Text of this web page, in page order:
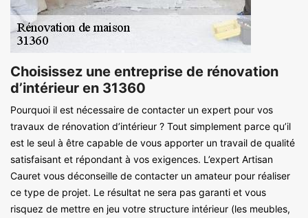
Choisissez une entreprise de rénovation
d’intérieur en 31360
Pourquoi il est nécessaire de contacter un expert pour vos
travaux de rénovation d’intérieur ? Tout simplement parce qu’il
est le seul à être capable de vous apporter un travail de qualité
satisfaisant et répondant à vos exigences. L’expert Artisan
Cauret vous déconseille de contacter un amateur pour réaliser
ce type de projet. Le résultat ne sera pas garanti et vous
risquez de mettre en jeu votre structure intérieur (les meubles,